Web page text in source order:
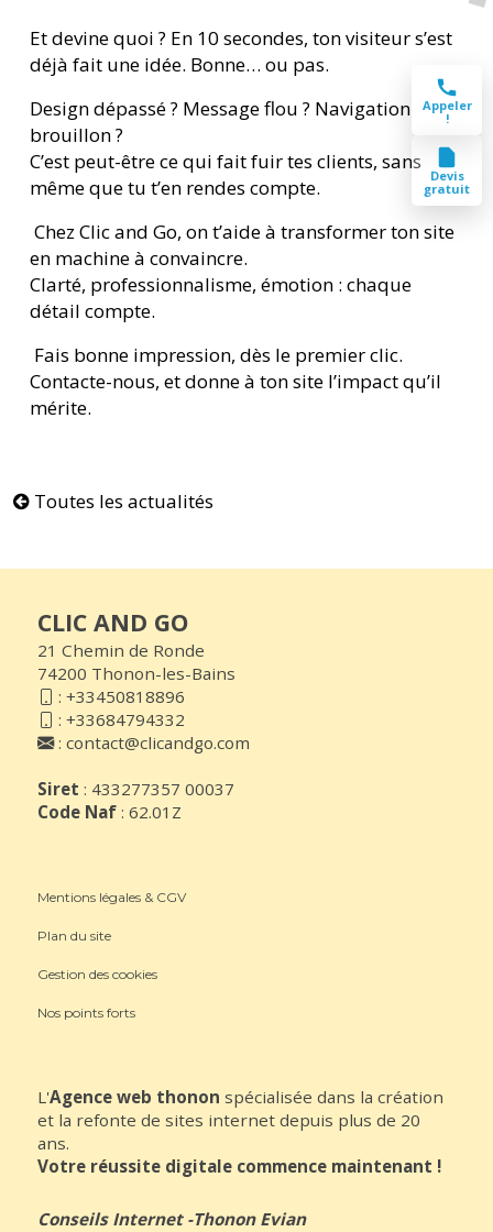
Et devine quoi ? En 10 secondes, ton visiteur s’est
déjà fait une idée. Bonne… ou pas.
Design dépassé ? Message flou ? Navigation
brouillon ?
C’est peut-être ce qui fait fuir tes clients, sans
même que tu t’en rendes compte.
Chez Clic and Go, on t’aide à transformer ton site
en machine à convaincre.
Clarté, professionnalisme, émotion : chaque
détail compte.
Fais bonne impression, dès le premier clic.
Contacte-nous, et donne à ton site l’impact qu’il
mérite.
Toutes les actualités
CLIC AND GO
21 Chemin de Ronde
74200 Thonon-les-Bains
: +33450818896
: +33684794332
: contact@clicandgo.com
Siret : 433277357 00037
Code Naf : 62.01Z
Mentions légales & CGV
Plan du site
Gestion des cookies
Nos points forts
L'Agence web thonon spécialisée dans la création
et la refonte de sites internet depuis plus de 20
ans.
Votre réussite digitale commence maintenant !
Conseils Internet-Thonon Evian
Appeler
!
Devis
gratuit